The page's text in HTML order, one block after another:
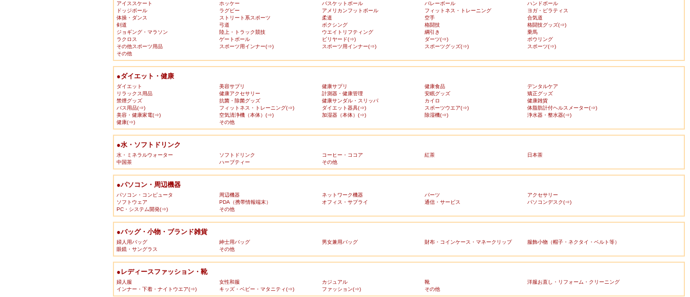
アイススケート
ホッケー バスケットボール バレーボール
ハンドボール
ドッジボール
ラグビー アメリカンフットボール フィットネス・トレーニング
ヨガ・ピラティス
体操・ダンス
ストリート系スポーツ 柔道 空手
合気道
剣道
弓道 ボクシング 格闘技
格闘技グッズ(⇒)
ジョギング・マラソン
陸上・トラック競技 ウエイトリフティング 綱引き
乗馬
ラクロス
ゲートボール ビリヤード(⇒) ダーツ(⇒)
ボウリング
その他スポーツ用品
スポーツ用インナー(⇒) スポーツ用インナー(⇒) スポーツグッズ(⇒)
スポーツ(⇒)
その他
●ダイエット・健康
ダイエット 美容サプリ 健康サプリ 健康食品
デンタルケア
リラックス用品
健康アクセサリー 計測器・健康管理 安眠グッズ
矯正グッズ
禁煙グッズ
抗菌・除菌グッズ 健康サンダル・スリッパ カイロ
健康雑貨
バス用品(⇒)
フィットネス・トレーニング(⇒) ダイエット器具(⇒) スポーツウエア(⇒)
体脂肪計付ヘルスメーター(⇒)
美容・健康家電(⇒)
空気清浄機（本体）(⇒) 加湿器（本体）(⇒) 除湿機(⇒)
浄水器・整水器(⇒)
健康(⇒)
その他
●水・ソフトドリンク
水・ミネラルウォーター ソフトドリンク コーヒー・ココア 紅茶
日本茶
中国茶
ハーブティー その他
●パソコン・周辺機器
パソコン・コンピュータ 周辺機器 ネットワーク機器 パーツ
アクセサリー
ソフトウェア
PDA（携帯情報端末） オフィス・サプライ 通信・サービス
パソコンデスク(⇒)
PC・システム開発(⇒)
その他
●バッグ・小物・ブランド雑貨
婦人用バッグ 紳士用バッグ 男女兼用バッグ 財布・コインケース・マネークリップ
服飾小物（帽子・ネクタイ・ベルト等）
眼鏡・サングラス
その他
●レディースファッション・靴
婦人服 女性和服 カジュアル 靴
洋服お直し・リフォーム・クリーニング
インナー・下着・ナイトウエア(⇒)
キッズ・ベビー・マタニティ(⇒) ファッション(⇒) その他